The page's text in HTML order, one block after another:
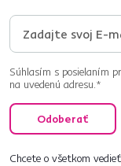
Súhlasím s posielaním
na uvedenú adresu.*
Odoberať
Chcete o všetkom